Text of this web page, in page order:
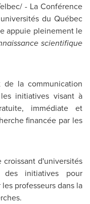
- La Conférence
du Québec
appuie pleinement le
scientifique
la communication
initiatives visant à
immédiate et
financée par les
croissant d'universités
initiatives pour
professeurs dans la